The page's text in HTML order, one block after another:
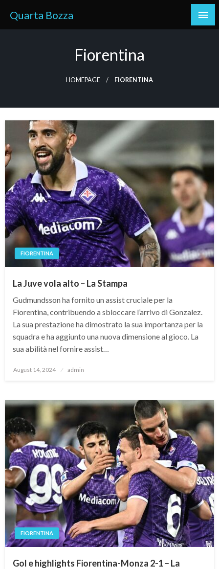
content
Quarta Bozza
Fiorentina
HOMEPAGE FIORENTINA
FIORENTINA
La Juve vola alto – La Stampa
Gudmundsson ha fornito un assist cruciale per la
Fiorentina, contribuendo a sbloccare l’arrivo di Gonzalez.
La sua prestazione ha dimostrato la sua importanza per la
squadra e ha aggiunto una nuova dimensione al gioco. La
sua abilità nel fornire assist…
Posted
August 14, 2024 admin
FIORENTINA
Gol e highlights Fiorentina-Monza 2-1 – La